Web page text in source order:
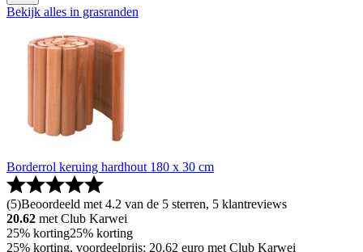
Bekijk alles in grasranden
Borderrol keruing hardhout 180 x 30 cm
(5)Beoordeeld met 4.2 van de 5 sterren, 5 klantreviews
20.62 met Club Karwei
25% korting25% korting
25% korting, voordeelprijs: 20.62 euro met Club Karwei